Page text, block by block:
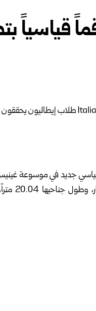
قياسياً
جديد في موسوعة